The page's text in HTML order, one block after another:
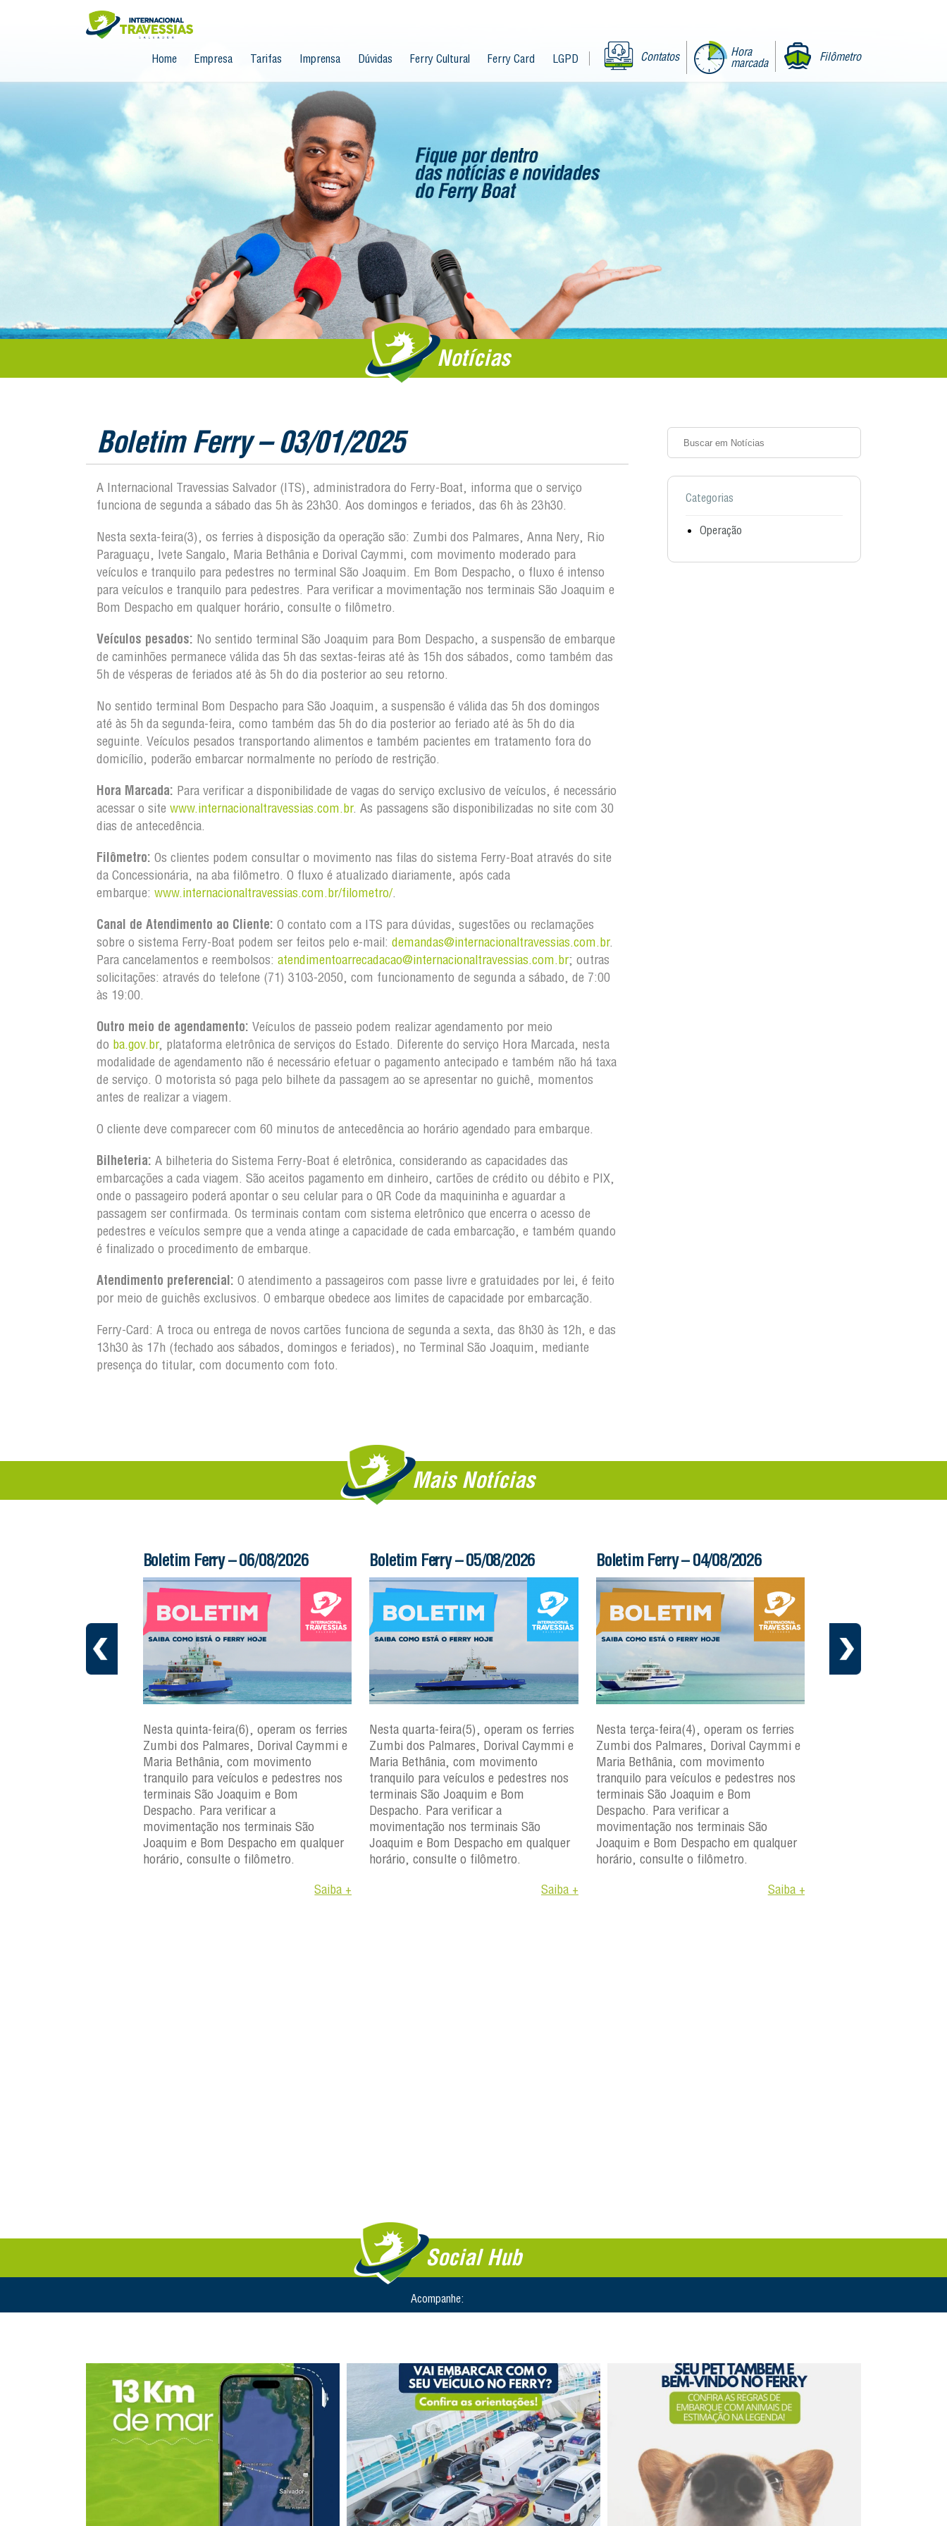
Contatos
Hora
marcada
Filômetro
Home Empresa Tarifas Imprensa Dúvidas Ferry Cultural Ferry Card LGPD
Notícias
Boletim Ferry – 03/01/2025
A Internacional Travessias Salvador (ITS), administradora do Ferry-Boat, informa que o serviço
funciona de segunda a sábado das 5h às 23h30. Aos domingos e feriados, das 6h às 23h30.
Nesta sexta-feira(3), os ferries à disposição da operação são: Zumbi dos Palmares, Anna Nery, Rio
Paraguaçu, Ivete Sangalo, Maria Bethânia e Dorival Caymmi, com movimento moderado para
veículos e tranquilo para pedestres no terminal São Joaquim. Em Bom Despacho, o fluxo é intenso
para veículos e tranquilo para pedestres. Para verificar a movimentação nos terminais São Joaquim e
Bom Despacho em qualquer horário, consulte o filômetro.
Veículos pesados: No sentido terminal São Joaquim para Bom Despacho, a suspensão de embarque
de caminhões permanece válida das 5h das sextas-feiras até às 15h dos sábados, como também das
5h de vésperas de feriados até às 5h do dia posterior ao seu retorno.
No sentido terminal Bom Despacho para São Joaquim, a suspensão é válida das 5h dos domingos
até às 5h da segunda-feira, como também das 5h do dia posterior ao feriado até às 5h do dia
seguinte. Veículos pesados transportando alimentos e também pacientes em tratamento fora do
domicílio, poderão embarcar normalmente no período de restrição.
Hora Marcada: Para verificar a disponibilidade de vagas do serviço exclusivo de veículos, é necessário
acessar o site www.internacionaltravessias.com.br. As passagens são disponibilizadas no site com 30
dias de antecedência.
Filômetro: Os clientes podem consultar o movimento nas filas do sistema Ferry-Boat através do site
da Concessionária, na aba filômetro. O fluxo é atualizado diariamente, após cada
embarque: www.internacionaltravessias.com.br/filometro/.
Canal de Atendimento ao Cliente: O contato com a ITS para dúvidas, sugestões ou reclamações
sobre o sistema Ferry-Boat podem ser feitos pelo e-mail: demandas@internacionaltravessias.com.br.
Para cancelamentos e reembolsos: atendimentoarrecadacao@internacionaltravessias.com.br; outras
solicitações: através do telefone (71) 3103-2050, com funcionamento de segunda a sábado, de 7:00
às 19:00.
Outro meio de agendamento: Veículos de passeio podem realizar agendamento por meio
do ba.gov.br, plataforma eletrônica de serviços do Estado. Diferente do serviço Hora Marcada, nesta
modalidade de agendamento não é necessário efetuar o pagamento antecipado e também não há taxa
de serviço. O motorista só paga pelo bilhete da passagem ao se apresentar no guichê, momentos
antes de realizar a viagem.
O cliente deve comparecer com 60 minutos de antecedência ao horário agendado para embarque.
Bilheteria: A bilheteria do Sistema Ferry-Boat é eletrônica, considerando as capacidades das
embarcações a cada viagem. São aceitos pagamento em dinheiro, cartões de crédito ou débito e PIX,
onde o passageiro poderá apontar o seu celular para o QR Code da maquininha e aguardar a
passagem ser confirmada. Os terminais contam com sistema eletrônico que encerra o acesso de
pedestres e veículos sempre que a venda atinge a capacidade de cada embarcação, e também quando
é finalizado o procedimento de embarque.
Atendimento preferencial: O atendimento a passageiros com passe livre e gratuidades por lei, é feito
por meio de guichês exclusivos. O embarque obedece aos limites de capacidade por embarcação.
Ferry-Card: A troca ou entrega de novos cartões funciona de segunda a sexta, das 8h30 às 12h, e das
13h30 às 17h (fechado aos sábados, domingos e feriados), no Terminal São Joaquim, mediante
presença do titular, com documento com foto.
Categorias
Operação
Mais Notícias
Boletim Ferry – 06/08/2026
Nesta quinta-feira(6), operam os ferries
Zumbi dos Palmares, Dorival Caymmi e
Maria Bethânia, com movimento
tranquilo para veículos e pedestres nos
terminais São Joaquim e Bom
Despacho. Para verificar a
movimentação nos terminais São
Joaquim e Bom Despacho em qualquer
horário, consulte o filômetro.
Saiba +
Boletim Ferry – 05/08/2026
Nesta quarta-feira(5), operam os ferries
Zumbi dos Palmares, Dorival Caymmi e
Maria Bethânia, com movimento
tranquilo para veículos e pedestres nos
terminais São Joaquim e Bom
Despacho. Para verificar a
movimentação nos terminais São
Joaquim e Bom Despacho em qualquer
horário, consulte o filômetro.
Saiba +
Boletim Ferry – 04/08/2026
Nesta terça-feira(4), operam os ferries
Zumbi dos Palmares, Dorival Caymmi e
Maria Bethânia, com movimento
tranquilo para veículos e pedestres nos
terminais São Joaquim e Bom
Despacho. Para verificar a
movimentação nos terminais São
Joaquim e Bom Despacho em qualquer
horário, consulte o filômetro.
Saiba +
Social Hub
Acompanhe: